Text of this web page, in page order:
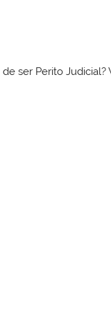
ser Perito